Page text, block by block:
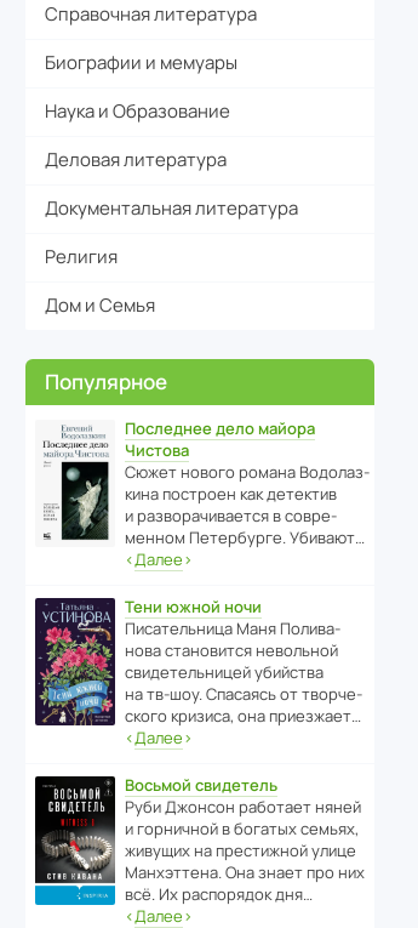
Справочная литература
Биографии и мемуары
Наука и Образование
Деловая литература
Документальная литература
Религия
Дом и Семья
Популярное
Последнее дело майора
Чистова
Сюжет нового романа Водо­ла­з­
кина пост­роен как дете­ктив
и разво­ра­чи­ва­ется в совре­
менном Пете­р­бурге. Убивают…
‹Далее›
Тени южной ночи
Писа­тель­ница Маня Поли­ва­
нова стано­вится невольной
свиде­тель­ницей убийства
на тв-шоу. Спасаясь от твор­че­
с­кого кризиса, она приезжает…
‹Далее›
Восьмой свидетель
Руби Джонсон рабо­тает няней
и горни­чной в богатых семьях,
живущих на прес­ти­жной улице
Манх­эт­тена. Она знает про них
всё. Их распо­рядок дня…
‹Далее›